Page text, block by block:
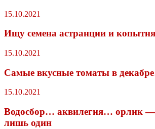
15.10.2021
Ищу семена астранции и копытня
15.10.2021
Самые вкусные томаты в
15.10.2021
Водосбор… аквилегия… орлик —
лишь один